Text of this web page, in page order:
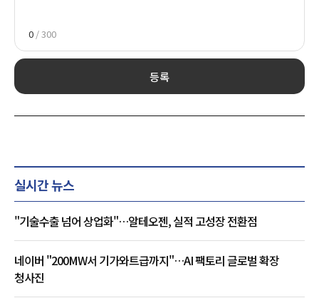
0 / 300
등록
실시간 뉴스
"기술수출 넘어 상업화"…알테오젠, 실적 고성장 전환점
네이버 "200MW서 기가와트급까지"…AI 팩토리 글로벌 확장
청사진